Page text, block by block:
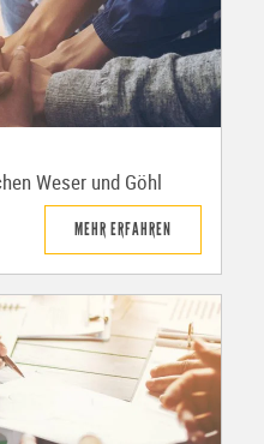
Weser und Göhl
MEHR ERFAHREN